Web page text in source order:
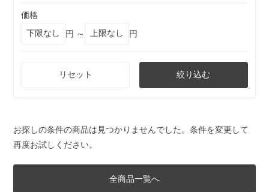
価格
円 ～
円
リセット 絞り込む
お探しの条件の商品は見つかりませんでした。条件を変更して
再度お試しください。
全商品一覧へ